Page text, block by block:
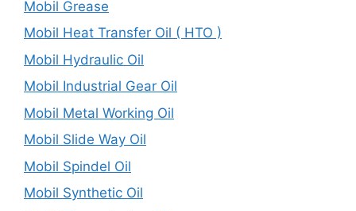
Mobil Grease
Mobil Heat Transfer Oil ( HTO )
Mobil Hydraulic Oil
Mobil Industrial Gear Oil
Mobil Metal Working Oil
Mobil Slide Way Oil
Mobil Spindel Oil
Mobil Synthetic Oil